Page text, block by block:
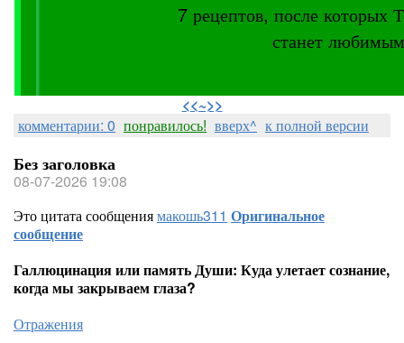
7 рецептов, после
станет
<<~>>
комментарии: 0 понравилось! вверх^ к полной версии
Без заголовка
08-07-2026 19:08
Это цитата сообщениямакошь311 Оригинальное
сообщение
Галлюцинация или память Души: Куда улетает сознание,
когда мы закрываем глаза?
Отражения